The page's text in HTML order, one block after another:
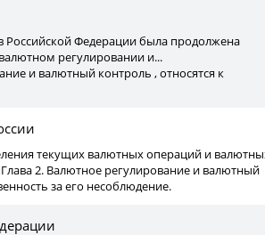
Российской Федерации была продолжена
регулировании и...
и валютный контроль , относятся к
текущих валютных операций и
2. Валютное регулирование и валютный
за его несоблюдение.